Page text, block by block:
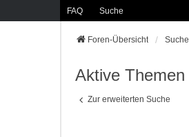
FAQ Suche
Foren-Übersicht Suche
Aktive Themen
Zur erweiterten Suche